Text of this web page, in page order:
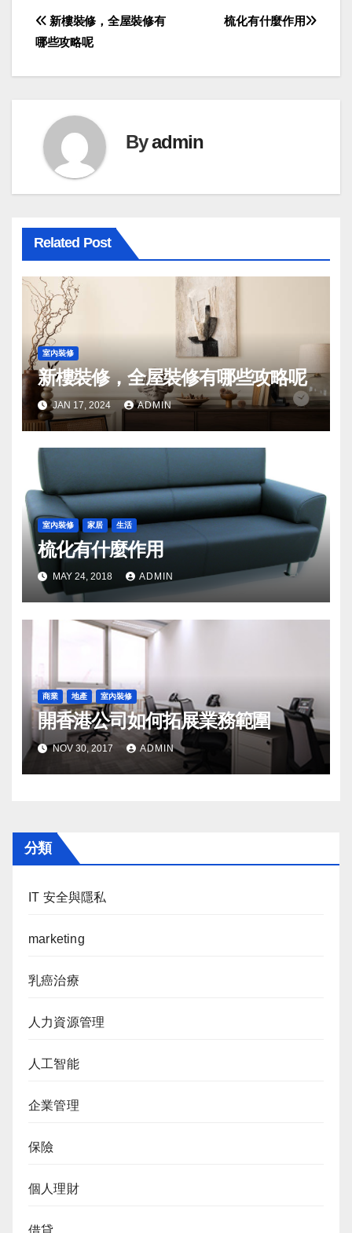
Post
navigation
梳化有什麼作用
新樓裝修，全屋裝修有
哪些攻略呢
Byadmin
Related Post
室內裝修
新樓裝修，全屋裝修有哪些攻略呢
JAN 17, 2024 ADMIN
室內裝修 家居 生活
梳化有什麼作用
MAY 24, 2018 ADMIN
商業 地產 室內裝修
開香港公司如何拓展業務範圍
NOV 30, 2017 ADMIN
分類
IT 安全與隱私
marketing
乳癌治療
人力資源管理
人工智能
企業管理
保險
個人理財
借貸